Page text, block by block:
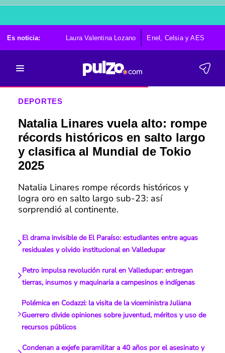
Es noticia: Laura Valentina Lozano Enel, Celsia y AES
DEPORTES
Natalia Linares vuela alto: rompe
récords históricos en salto largo
y clasifica al Mundial de Tokio
2025
Natalia Linares rompe récords históricos y
logra oro en salto largo sub-23: así
sorprendió al continente.
El drama invisible de El Paraíso: estudiantes entre aguas
residuales y olvido institucional en Valledupar
Petro impulsa revolución rural en Valledupar: entregan
tierras, insumos y maquinaria a campesinos e indígenas
Polémica en Codazzi: la visita de la viceministra Juliana
Guerrero divide opiniones sobre juventud, méritos y uso de
recursos públicos
Condenan a exjefe paramilitar a 40 años por el asesinato y